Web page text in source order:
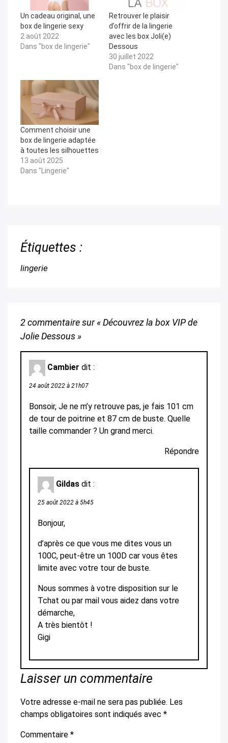
Un cadeau original, une
box de lingerie sexy
2 août 2022
Dans "box de lingerie"
Retrouver le plaisir
d’offrir de la lingerie
avec les box Joli(e)
Dessous
30 juillet 2022
Dans "box de lingerie"
Comment choisir une
box de lingerie adaptée
à toutes les silhouettes
13 août 2025
Dans "Lingerie"
Étiquettes :
lingerie
2 commentaire sur «Découvrez la box VIP de
Jolie Dessous»
Cambier dit :
24 août 2022 à 21h07
Bonsoir, Je ne m’y retrouve pas, je fais 101 cm
de tour de poitrine et 87 cm de buste. Quelle
taille commander ? Un grand merci.
Répondre
Gildas dit :
25 août 2022 à 5h45
Bonjour,
d’après ce que vous me dites vous un
100C, peut-être un 100D car vous êtes
limite avec votre tour de buste.
Nous sommes à votre disposition sur le
Tchat ou par mail vous aidez dans votre
démarche,
A très bientôt !
Gigi
Laisser un commentaire
Votre adresse e-mail ne sera pas publiée. Les
champs obligatoires sont indiqués avec *
Commentaire *